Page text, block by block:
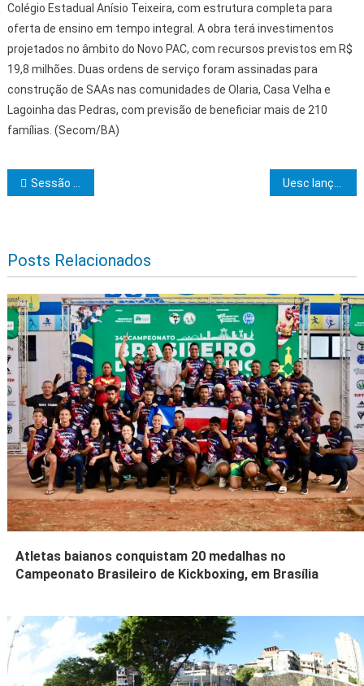
Colégio Estadual Anísio Teixeira, com estrutura completa para
oferta de ensino em tempo integral. A obra terá investimentos
projetados no âmbito do Novo PAC, com recursos previstos em R$
19,8 milhões. Duas ordens de serviço foram assinadas para
construção de SAAs nas comunidades de Olaria, Casa Velha e
Lagoinha das Pedras, com previsão de beneficiar mais de 210
famílias. (Secom/BA)
Navegação de Post
Sessão da Câmara de Ibicaraí tem palestra da PM sobre implantação de serviço de monitoramento
Posts Relacionados
Atletas baianos conquistam 20 medalhas no
Campeonato Brasileiro de Kickboxing, em Brasília